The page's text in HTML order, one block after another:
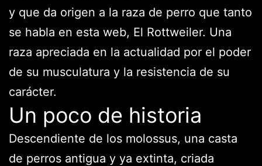
y que da origen a la raza de perro que tanto
se habla en esta web, El Rottweiler. Una
raza apreciada en la actualidad por el poder
de su musculatura y la resistencia de su
carácter.
Un poco de historia
Descendiente de los molossus, una casta
de perros antigua y ya extinta, criada